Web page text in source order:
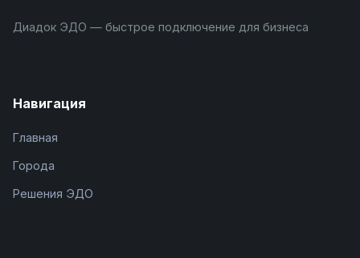
Диадок ЭДО — быстрое подключение для бизнеса
Навигация
Главная
Города
Решения ЭДО